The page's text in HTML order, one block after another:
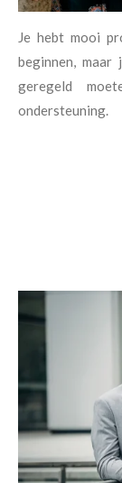
Je hebt mooi
beginnen,
geregeld
ondersteuning.